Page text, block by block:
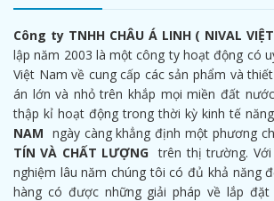
Công ty TNHH CHÂU Á LINH ( NIVAL
lập năm 2003 là một công ty hoạt động có
Việt Nam về cung cấp các sản phẩm và
án lớn và nhỏ trên khắp mọi miền đất
thập kỉ hoạt động trong thời kỳ kinh tế
NAM ngày càng khẳng định một phương
TÍN VÀ CHẤT LƯỢNG trên thị trường.
nghiệm lâu năm chúng tôi có đủ khả năng
hàng có được những giải pháp về lắp